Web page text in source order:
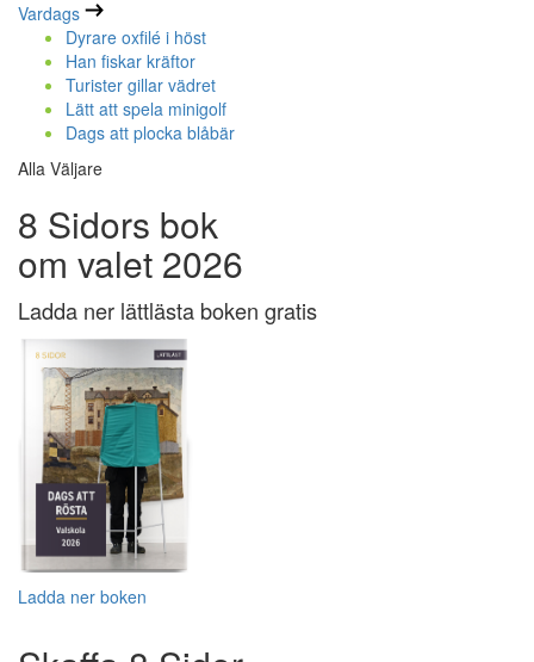
Vardags
Dyrare oxfilé i höst
Han fiskar kräftor
Turister gillar vädret
Lätt att spela minigolf
Dags att plocka blåbär
Alla Väljare
8 Sidors bok
om valet 2026
Ladda ner lättlästa boken gratis
Ladda ner boken